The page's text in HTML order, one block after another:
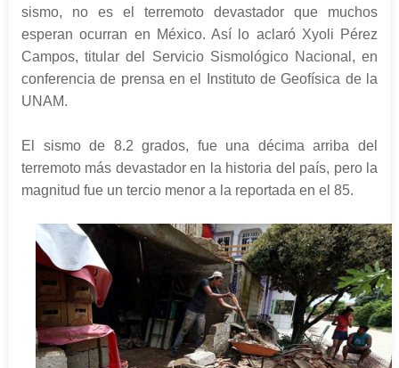
sismo, no es el terremoto devastador que muchos
esperan ocurran en México. Así lo aclaró Xyoli Pérez
Campos, titular del Servicio Sismológico Nacional, en
conferencia de prensa en el Instituto de Geofísica de la
UNAM.
El sismo de 8.2 grados, fue una décima arriba del
terremoto más devastador en la historia del país, pero la
magnitud fue un tercio menor a la reportada en el 85.